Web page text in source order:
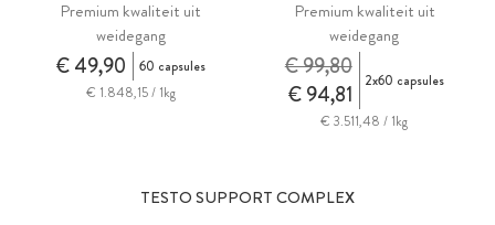
Premium kwaliteit uit
weidegang
€ 49,90
60 capsules
€ 1.848,15 / 1kg
Premium kwaliteit uit
weidegang
€ 94,81
€ 99,80 2x60 capsules
€ 3.511,48 / 1kg
TESTO SUPPORT COMPLEX